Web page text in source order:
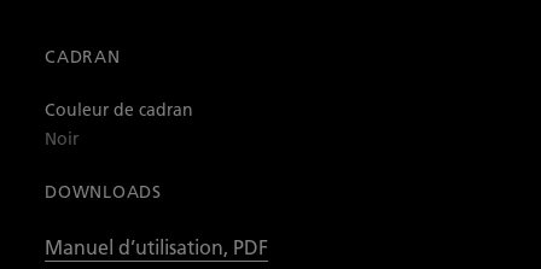
CADRAN
Couleur de cadran
Noir
DOWNLOADS
Manuel d’utilisation, PDF